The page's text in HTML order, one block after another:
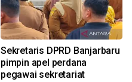
Sekretaris DPRD Banjarbaru
pimpin apel perdana
pegawai sekretariat